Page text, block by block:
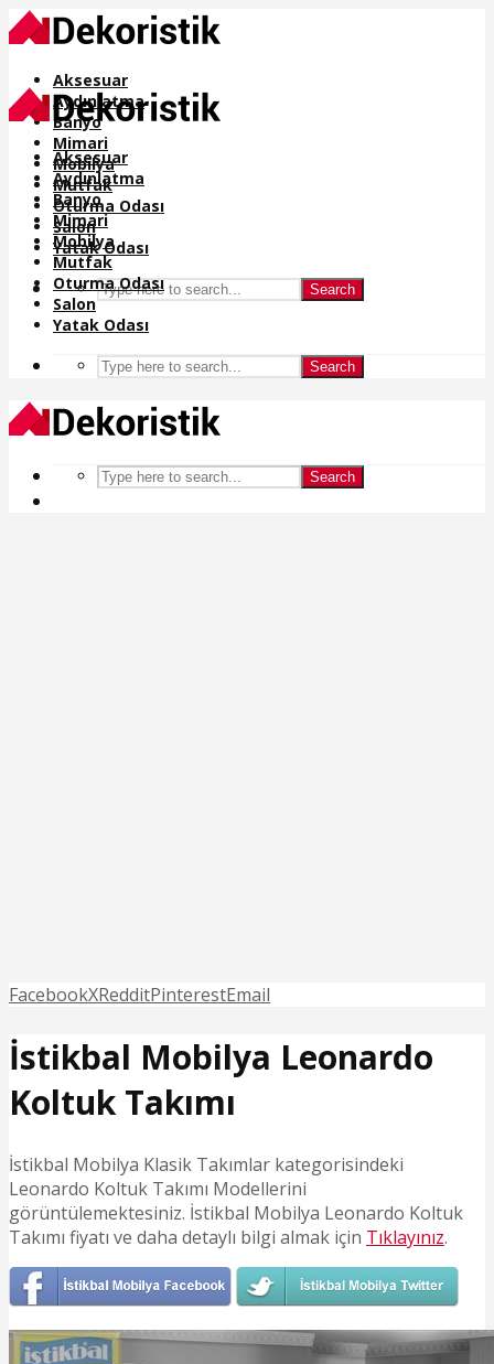
Aksesuar
Aydınlatma
Banyo
Mimari
Mobilya
Mutfak
Oturma Odası
Salon
Yatak Odası
Search
Aksesuar
Aydınlatma
Banyo
Mimari
Mobilya
Mutfak
Oturma Odası
Salon
Yatak Odası
Search
Search
FacebookXRedditPinterestEmail
İstikbal Mobilya Leonardo
Koltuk Takımı
İstikbal Mobilya Klasik Takımlar kategorisindeki
Leonardo Koltuk Takımı Modellerini
görüntülemektesiniz. İstikbal Mobilya Leonardo Koltuk
Takımı fiyatı ve daha detaylı bilgi almak için Tıklayınız.